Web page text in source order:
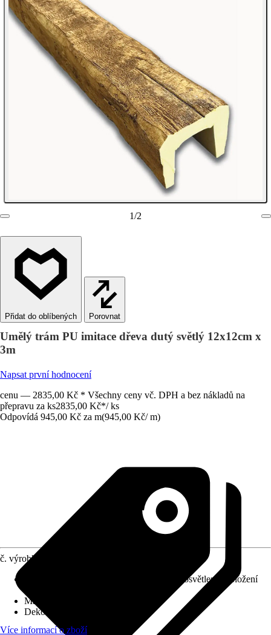
1/2
Porovnat
Umělý trám PU imitace dřeva dutý světlý 12x12cm x
3m
Napsat první hodnocení
cenu — 2835,00 Kč * Všechny ceny vč. DPH a bez nákladů na
přepravu za ks2835,00 Kč*/ ks
Odpovídá 945,00 Kč za m(945,00 Kč/ m)
č. výrobku
Nástěnné dekorace, Nepřímé osvětlení, Obložení
Materiál
Dekor / vzor
Více informací o zboží